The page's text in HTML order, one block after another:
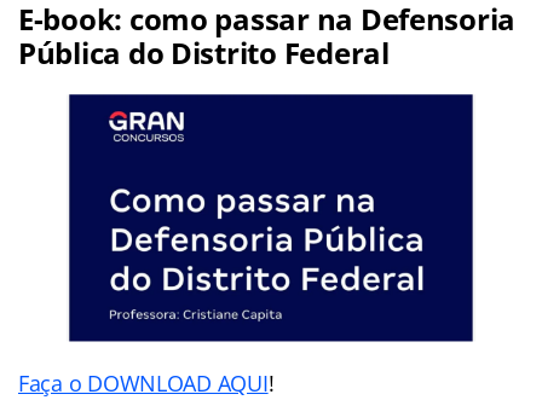
E-book: como passar na Defensoria
Pública do Distrito Federal
Faça o DOWNLOAD AQUI!